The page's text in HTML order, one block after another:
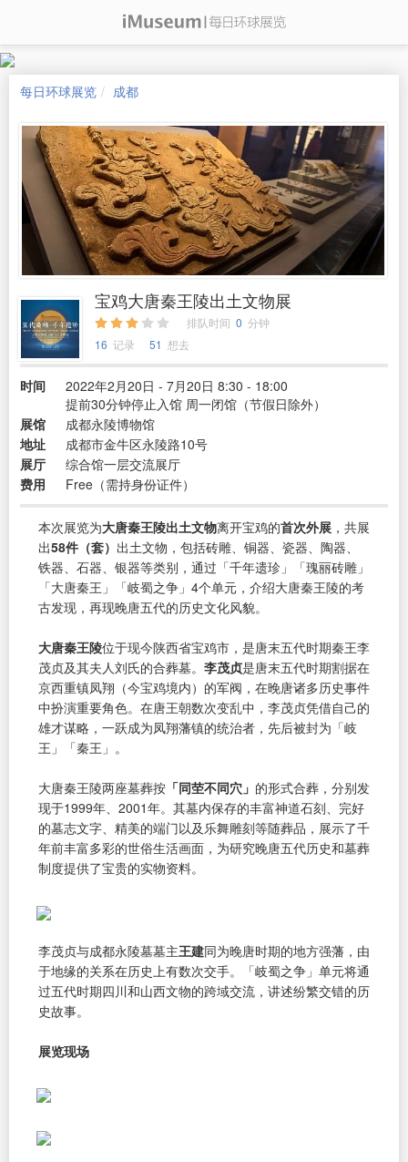
每日环球展览 成都
宝鸡大唐秦王陵出土文物展
排队时间 0 分钟
16 记录 51 想去
时间
2022年2月20日 - 7月20日 8:30 - 18:00
提前30分钟停止入馆 周一闭馆（节假日除外）
展馆
成都永陵博物馆
地址
成都市金牛区永陵路10号
展厅
综合馆一层交流展厅
费用
Free（需持身份证件）
本次展览为大唐秦王陵出土文物离开宝鸡的首次外展 ，共展
出58件（套） 出土文物，包括砖雕、铜器、瓷器、陶器、
铁器、石器、银器等类别，通过「千年遗珍」「瑰丽砖雕」
「大唐秦王」「岐蜀之争」4个单元，介绍大唐秦王陵的考
古发现，再现晚唐五代的历史文化风貌。
大唐秦王陵位于现今陕西省宝鸡市，是唐末五代时期秦王李
茂贞及其夫人刘氏的合葬墓。 李茂贞是唐末五代时期割据在
京西重镇凤翔（今宝鸡境内）的军阀，在晚唐诸多历史事件
中扮演重要角色。在唐王朝数次变乱中，李茂贞凭借自己的
雄才谋略，一跃成为凤翔藩镇的统治者，先后被封为「岐
王」「秦王」。
大唐秦王陵两座墓葬按 「同茔不同穴」 的形式合葬，分别发
现于1999年、2001年。其墓内保存的丰富神道石刻、完好
的墓志文字、精美的端门以及乐舞雕刻等随葬品，展示了千
年前丰富多彩的世俗生活画面，为研究晚唐五代历史和墓葬
制度提供了宝贵的实物资料。
李茂贞与成都永陵墓墓主王建同为晚唐时期的地方强藩，由
于地缘的关系在历史上有数次交手。「岐蜀之争」单元将通
过五代时期四川和山西文物的跨域交流，讲述纷繁交错的历
史故事。
展览现场